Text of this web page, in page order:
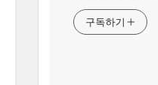
구독하기